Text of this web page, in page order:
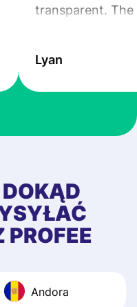
transparent. The
the exchange
at Profee is very
first started
app, and they
quick to provide
and helpful
Recommend it!
Lyan
PROFEE
Andora